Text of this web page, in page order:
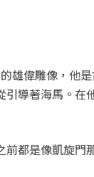
的雄偉雕像，他
導著海馬。在
前都是像凱旋門